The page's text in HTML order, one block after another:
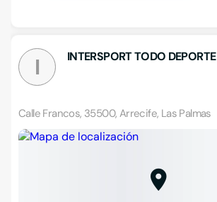
I INTERSPORT TODO DEPORTE
Calle Francos, 35500, Arrecife, Las Palmas